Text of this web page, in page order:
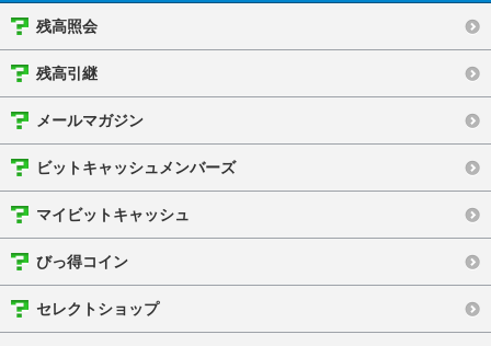
残高照会
残高引継
メールマガジン
ビットキャッシュメンバーズ
マイビットキャッシュ
びっ得コイン
セレクトショップ